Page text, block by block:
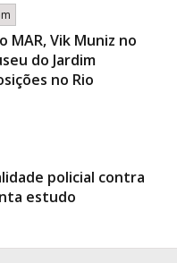
MAR, Vik Muniz no
do Jardim
no Rio
policial contra
estudo